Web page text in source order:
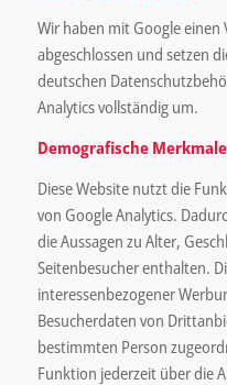
Wir haben mit Google
abgeschlossen und setzen
deutschen
Analytics vollständig um.
Demografische
Diese Website nutzt die
von Google Analytics.
die Aussagen zu Alter,
Seitenbesucher enthalten.
interessenbezogener
Besucherdaten von
bestimmten Person
Funktion jederzeit über die